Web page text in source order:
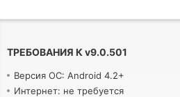
ТРЕБОВАНИЯ К v9.0.501
Версия ОС: Android 4.2+
Интернет: не требуется